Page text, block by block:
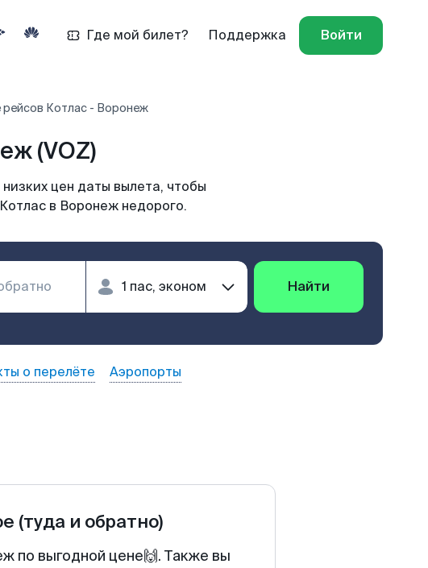
Где мой билет? Поддержка Войти
рейсов Котлас - Воронеж
(VOZ)
цен даты вылета, чтобы
в Воронеж недорого.
Найти
о перелёте Аэропорты
(туда и обратно)
по выгодной цене🙌. Также вы